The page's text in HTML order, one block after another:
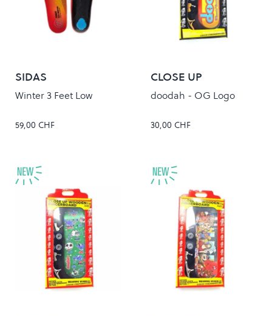
SIDAS
Winter 3 Feet Low
59,00 CHF
CLOSE UP
doodah - OG Logo
30,00 CHF